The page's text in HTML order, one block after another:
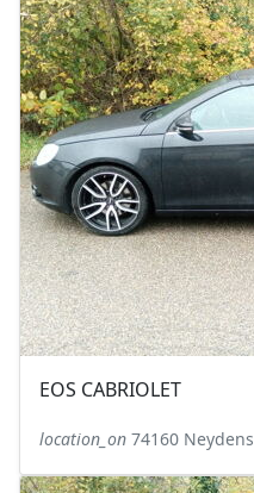
EOS CABRIOLET
location_on 74160 Neydens